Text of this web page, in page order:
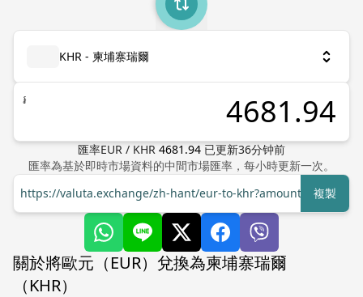
KHR - 柬埔寨瑞爾
៛
匯率EUR / KHR 4681.94 已更新36分钟前
匯率為基於即時市場資料的中間市場匯率，每小時更新一次。
https://valuta.exchange/zh-hant/eur-to-khr?amount=1複製
關於將歐元（EUR）兌換為柬埔寨瑞爾
（KHR）